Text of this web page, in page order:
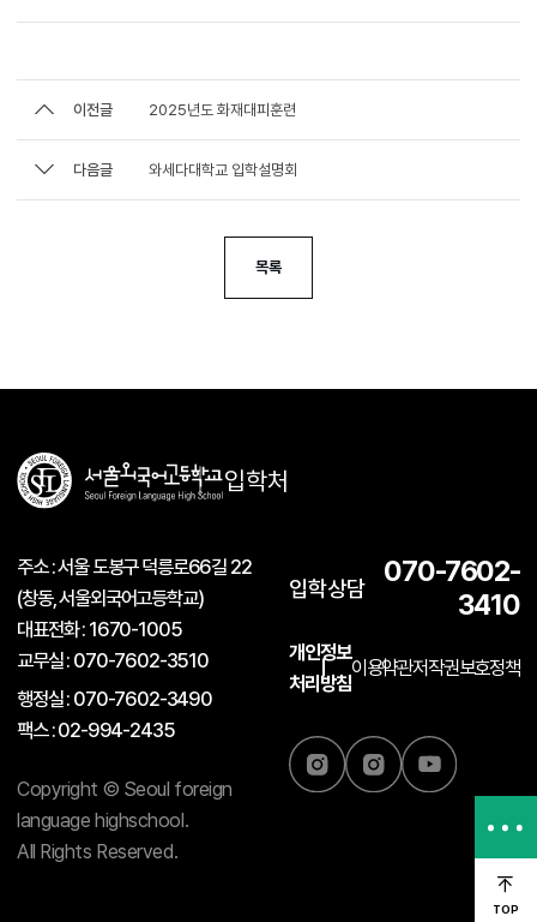
이전글 2025년도 화재대피훈련
다음글 와세다대학교 입학설명회
목록
입학처
주소 : 서울 도봉구 덕릉로66길 22
(창동, 서울외국어고등학교)
대표전화 : 1670-1005
교무실 : 070-7602-3510
행정실 : 070-7602-3490
팩스 : 02-994-2435
Copyright © Seoul foreign
language highschool.
All Rights Reserved.
입학상담
070-7602-
3410
개인정보
처리방침
이용약관저작권보호정책
TOP